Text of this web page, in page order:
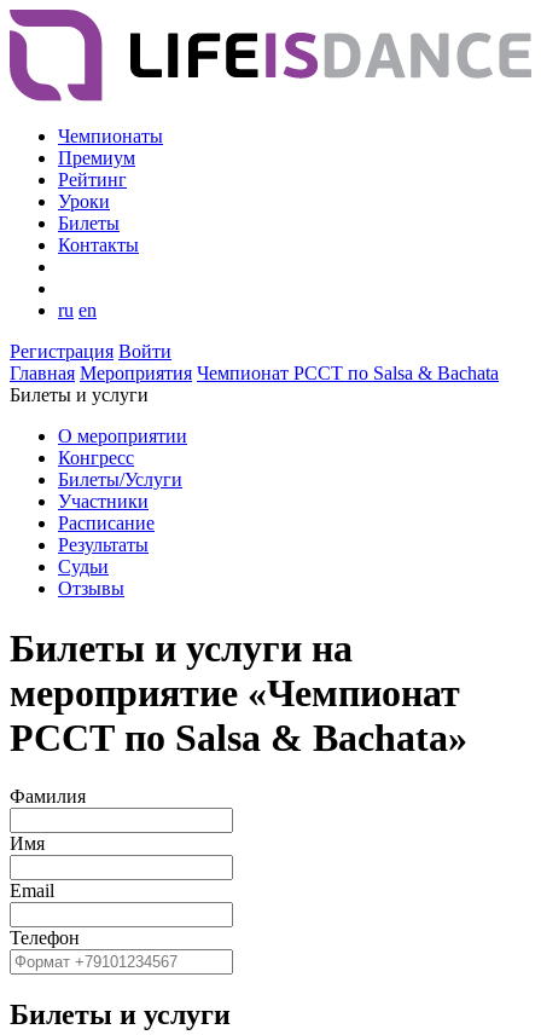
Чемпионаты
Премиум
Рейтинг
Уроки
Билеты
Контакты
ru en
Регистрация Войти
Главная Мероприятия Чемпионат РССТ по Salsa & Bachata
Билеты и услуги
О мероприятии
Конгресс
Билеты/Услуги
Участники
Расписание
Результаты
Судьи
Отзывы
Билеты и услуги на
мероприятие «Чемпионат
РССТ по Salsa & Bachata»
Фамилия
Имя
Email
Телефон
Билеты и услуги